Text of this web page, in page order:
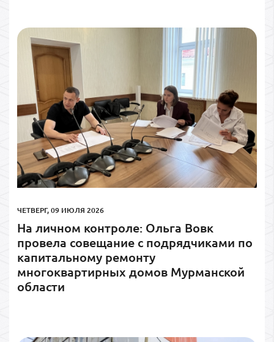
ЧЕТВЕРГ, 09 ИЮЛЯ 2026
На личном контроле: Ольга Вовк
провела совещание с подрядчиками по
капитальному ремонту
многоквартирных домов Мурманской
области